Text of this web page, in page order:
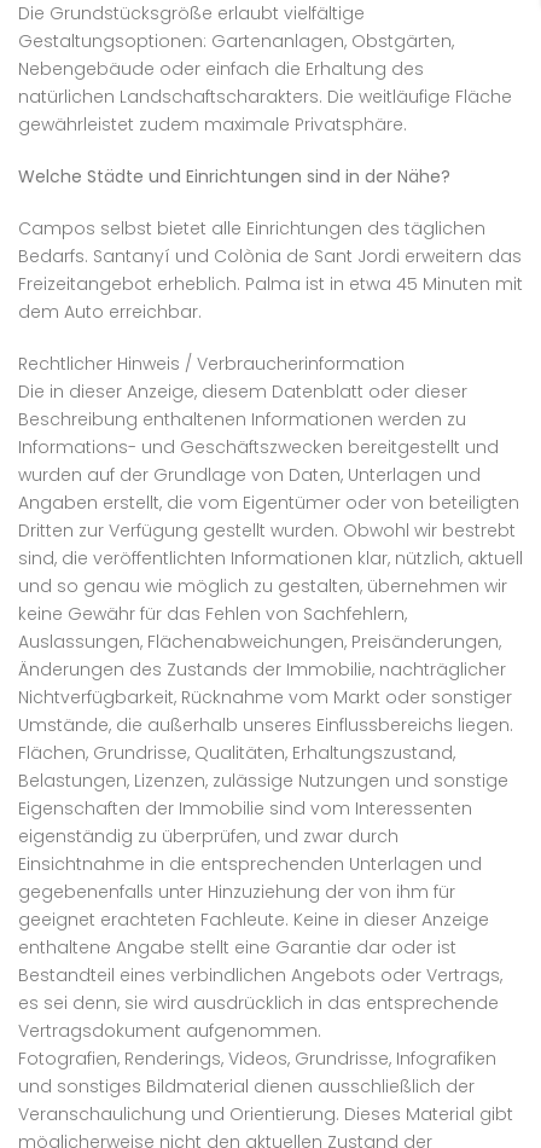
Die Grundstücksgröße erlaubt vielfältige
Gestaltungsoptionen: Gartenanlagen, Obstgärten,
Nebengebäude oder einfach die Erhaltung des
natürlichen Landschaftscharakters. Die weitläufige Fläche
gewährleistet zudem maximale Privatsphäre.
Welche Städte und Einrichtungen sind in der Nähe?
Campos selbst bietet alle Einrichtungen des täglichen
Bedarfs. Santanyí und Colònia de Sant Jordi erweitern das
Freizeitangebot erheblich. Palma ist in etwa 45 Minuten mit
dem Auto erreichbar.
Rechtlicher Hinweis / Verbraucherinformation
Die in dieser Anzeige, diesem Datenblatt oder dieser
Beschreibung enthaltenen Informationen werden zu
Informations- und Geschäftszwecken bereitgestellt und
wurden auf der Grundlage von Daten, Unterlagen und
Angaben erstellt, die vom Eigentümer oder von beteiligten
Dritten zur Verfügung gestellt wurden. Obwohl wir bestrebt
sind, die veröffentlichten Informationen klar, nützlich, aktuell
und so genau wie möglich zu gestalten, übernehmen wir
keine Gewähr für das Fehlen von Sachfehlern,
Auslassungen, Flächenabweichungen, Preisänderungen,
Änderungen des Zustands der Immobilie, nachträglicher
Nichtverfügbarkeit, Rücknahme vom Markt oder sonstiger
Umstände, die außerhalb unseres Einflussbereichs liegen.
Flächen, Grundrisse, Qualitäten, Erhaltungszustand,
Belastungen, Lizenzen, zulässige Nutzungen und sonstige
Eigenschaften der Immobilie sind vom Interessenten
eigenständig zu überprüfen, und zwar durch
Einsichtnahme in die entsprechenden Unterlagen und
gegebenenfalls unter Hinzuziehung der von ihm für
geeignet erachteten Fachleute. Keine in dieser Anzeige
enthaltene Angabe stellt eine Garantie dar oder ist
Bestandteil eines verbindlichen Angebots oder Vertrags,
es sei denn, sie wird ausdrücklich in das entsprechende
Vertragsdokument aufgenommen.
Fotografien, Renderings, Videos, Grundrisse, Infografiken
und sonstiges Bildmaterial dienen ausschließlich der
Veranschaulichung und Orientierung. Dieses Material gibt
möglicherweise nicht den aktuellen Zustand der